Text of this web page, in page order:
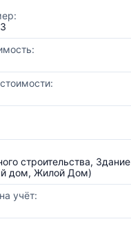
строительства, Здание
дом, Жилой Дом)
учёт: